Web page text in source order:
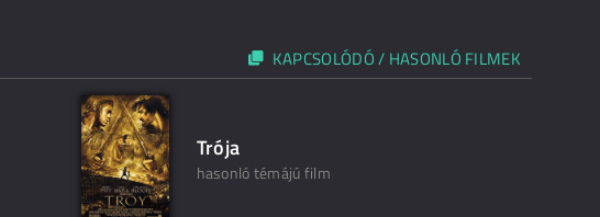
KAPCSOLÓDÓ / HASONLÓ FILMEK
Trója
hasonló témájú film